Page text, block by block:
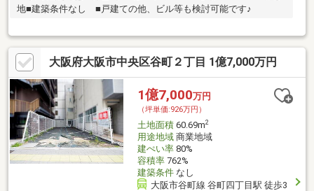
地■建築条件なし ■戸建ての他、ビル等も検討可能です♪
大阪府大阪市中央区谷町２丁目 1億7,000万円
1億7,000万円
（坪単価:926万円）
土地面積60.69m2
用途地域商業地域
建ぺい率80%
容積率762%
建築条件なし
大阪市谷町線 谷町四丁目駅 徒歩3